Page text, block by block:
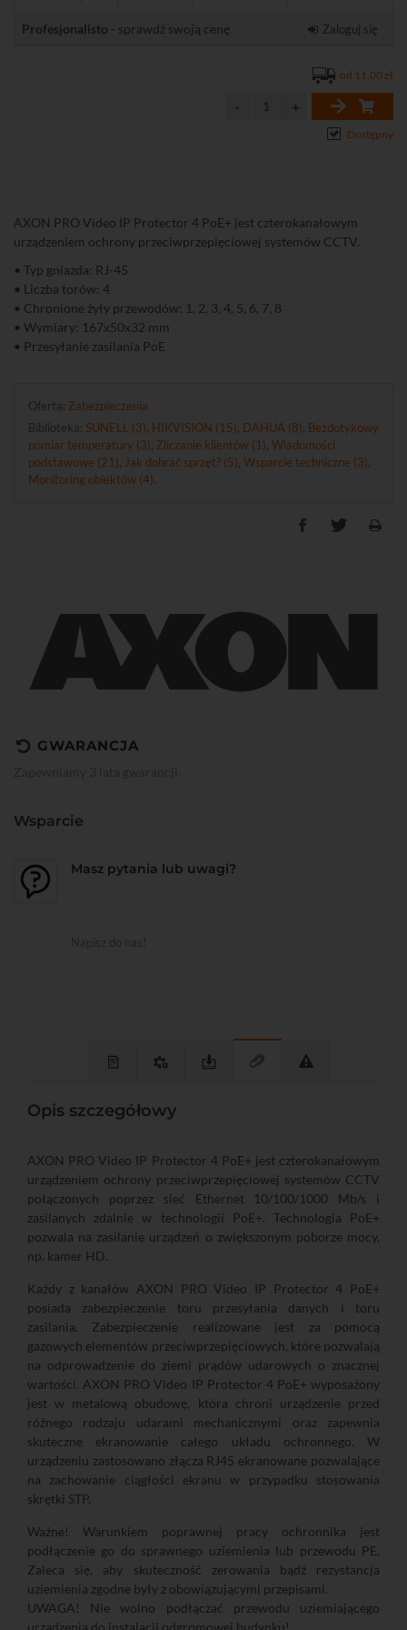
Profesjonalisto - sprawdź swoją cenę Zaloguj się
od 11,00 zł
Dostępny
AXON PRO Video IP Protector 4 PoE+ jest czterokanałowym
urządzeniem ochrony przeciwprzepięciowej systemów CCTV.
• Typ gniazda: RJ-45
• Liczba torów: 4
• Chronione żyły przewodów: 1, 2, 3, 4, 5, 6, 7, 8
• Wymiary: 167x50x32 mm
• Przesyłanie zasilania PoE
Oferta: Zabezpieczenia
Biblioteka: SUNELL (3) HIKVISION (15) DAHUA (8) Bezdotykowy
pomiar temperatury (3) Zliczanie klientów (1) Wiadomości
podstawowe (21)
Jak dobrać sprzęt? (5) Wsparcie techniczne (3)
Monitoring obiektów (4)
GWARANCJA
Wsparcie
Masz pytania lub uwagi?
Opis szczegółowy
AXON PRO Video IP Protector 4 PoE+ jest czterokanałowym
urządzeniem ochrony przeciwprzepięciowej systemów CCTV
połączonych poprzez sieć Ethernet 10/100/1000 Mb/s i
zasilanych zdalnie w technologii PoE+. Technologia PoE+
pozwala na zasilanie urządzeń o zwiększonym poborze mocy,
np. kamer HD.
Każdy z kanałów AXON PRO Video IP Protector 4 PoE+
posiada zabezpieczenie toru przesyłania danych i toru
zasilania. Zabezpieczenie realizowane jest za pomocą
gazowych elementów przeciwprzepięciowych, które pozwalają
na odprowadzenie do ziemi prądów udarowych o znacznej
wartości. AXON PRO Video IP Protector 4 PoE+ wyposażony
jest w metalową obudowę, która chroni urządzenie przed
różnego rodzaju udarami mechanicznymi oraz zapewnia
skuteczne ekranowanie całego układu ochronnego. W
urządzeniu zastosowano złącza RJ45 ekranowane pozwalające
na zachowanie ciągłości ekranu w przypadku stosowania
skrętki STP.
Ważne! Warunkiem poprawnej pracy ochronnika jest
podłączenie go do sprawnego uziemienia lub przewodu PE.
Zaleca się, aby skuteczność zerowania bądź rezystancja
uziemienia zgodne były z obowiązującymi przepisami.
UWAGA! Nie wolno podłączać przewodu uziemiającego